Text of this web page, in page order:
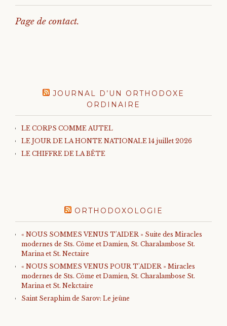
Page de contact.
JOURNAL D’UN ORTHODOXE
ORDINAIRE
LE CORPS COMME AUTEL
LE JOUR DE LA HONTE NATIONALE 14 juillet 2026
LE CHIFFRE DE LA BÊTE
ORTHODOXOLOGIE
« NOUS SOMMES VENUS T'AIDER » Suite des Miracles
modernes de Sts. Côme et Damien, St. Charalambose St.
Marina et St. Nectaire
« NOUS SOMMES VENUS POUR T'AIDER » Miracles
modernes de Sts. Côme et Damien, St. Charalambose St.
Marina et St. Nekctaire
Saint Seraphim de Sarov: Le jeûne